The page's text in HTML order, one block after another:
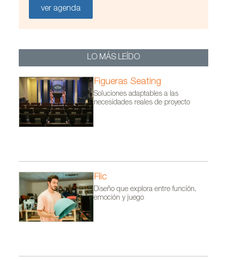
ver agenda
LO MÁS LEÍDO
Figueras Seating
Soluciones adaptables a las
necesidades reales de proyecto
Flic
Diseño que explora entre función,
emoción y juego